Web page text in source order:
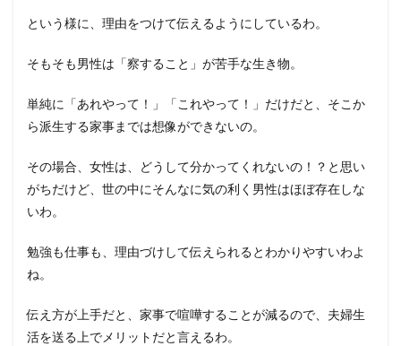
という様に、理由をつけて伝えるようにしているわ。
そもそも男性は「察すること」が苦手な生き物。
単純に「あれやって！」「これやって！」だけだと、そこか
ら派生する家事までは想像ができないの。
その場合、女性は、どうして分かってくれないの！？と思い
がちだけど、世の中にそんなに気の利く男性はほぼ存在しな
いわ。
勉強も仕事も、理由づけして伝えられるとわかりやすいわよ
ね。
伝え方が上手だと、家事で喧嘩することが減るので、夫婦生
活を送る上でメリットだと言えるわ。